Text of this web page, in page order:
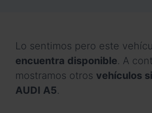
Lo sentimos pero este
encuentra disponible. A
mostramos otros vehículos
AUDI A5.